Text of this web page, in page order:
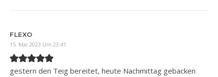
FLEXO
15. Mai 2023 Um 23:41
gestern den Teig bereitet, heute Nachmittag gebacken